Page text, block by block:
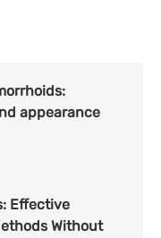
appearance
Effective
Without